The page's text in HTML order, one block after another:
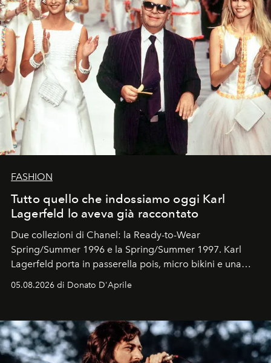
FASHION
Tutto quello che indossiamo oggi Karl
Lagerfeld lo aveva già raccontato
Due collezioni di Chanel: la Ready-to-Wear
Spring/Summer 1996 e la Spring/Summer 1997. Karl
Lagerfeld porta in passerella pois, micro bikini e una
Kate, Claudia e Carla una dietro l'altra. Trent'anni dopo,
uno dei documenti più contemporanei che abbiamo.
05.08.2026 di Donato D'Aprile